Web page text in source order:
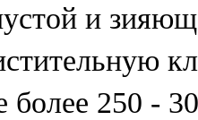
и
более 250 -